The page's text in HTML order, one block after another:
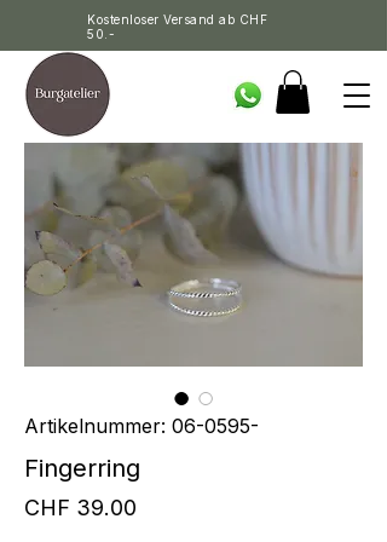
Kostenloser Versand ab CHF
50.-
Artikelnummer: 06-0595-
Fingerring
CHF 39.00